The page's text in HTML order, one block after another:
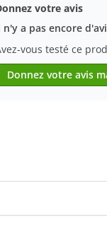
votre avis
n'y a pas encore
vous testé ce
Donnez votre avis